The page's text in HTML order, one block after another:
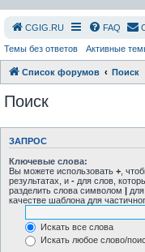
СGIG.RU FAQ
Темы без ответов Активные
Список форумов Поиск
Поиск
ЗАПРОС
Ключевые слова:
Вы можете использовать + ,
результатах, и - для слов,
разделить слова символом |
качестве шаблона для
Искать все слова
Искать любое слово/